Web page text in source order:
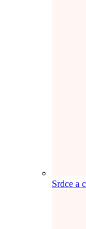
Srdce a